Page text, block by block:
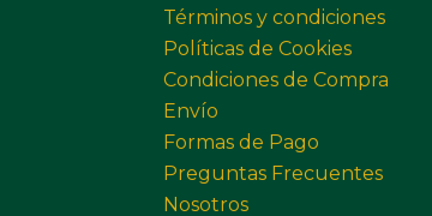
Términos y condiciones
Políticas de Cookies
Condiciones de Compra
Envío
Formas de Pago
Preguntas Frecuentes
Nosotros